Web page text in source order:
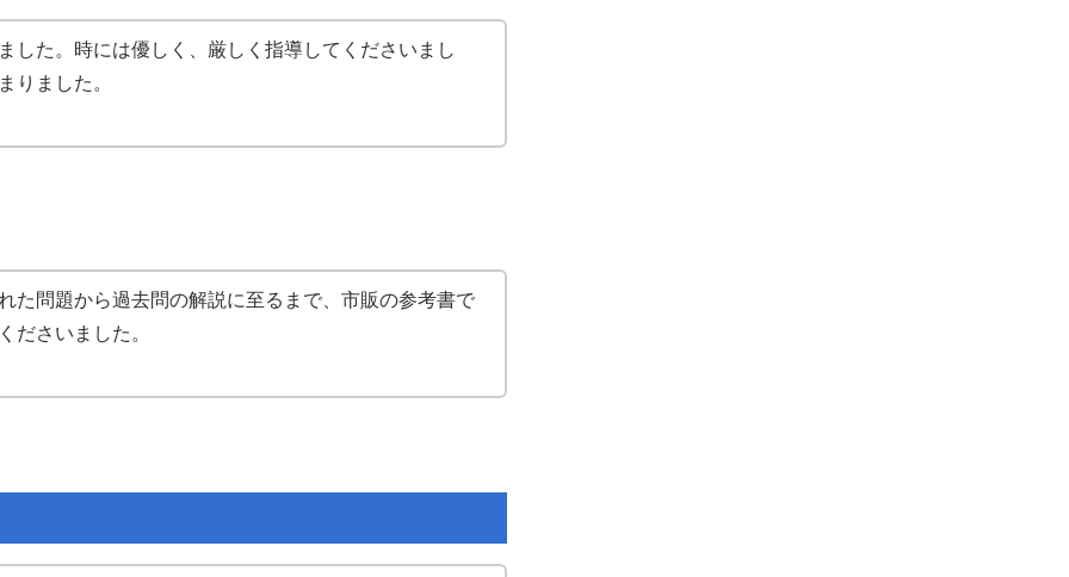
した。時には優しく、厳しく指導してくださいまし
りました。
た問題から過去問の解説に至るまで、市販の参考書で
ださいました。